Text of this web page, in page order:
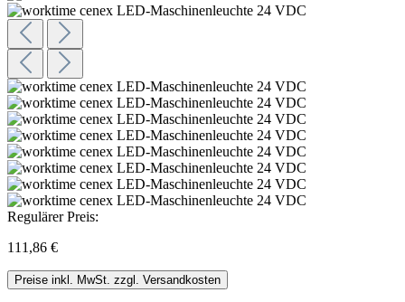
Regulärer Preis:
111,86 €
Preise inkl. MwSt. zzgl. Versandkosten